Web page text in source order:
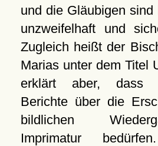
und die Gläubigen
unzweifelhaft und
Zugleich heißt der
Marias unter dem Titel
erklärt aber, dass
Berichte über die
bildlichen
Imprimatur